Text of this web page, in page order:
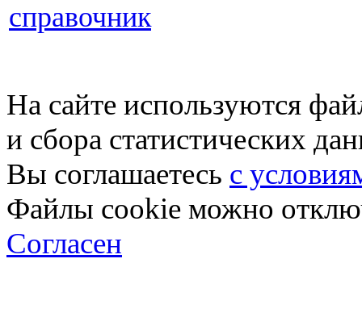
справочник
На сайте используются
и сбора статистических
Вы соглашаетесь с
Файлы cookie можно
Согласен